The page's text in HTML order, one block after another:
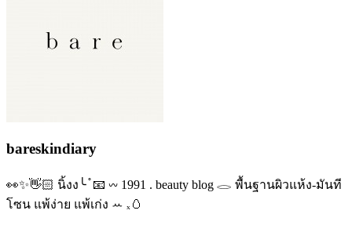
bareskindiary
👀✨👋🏻 นิ้งง╰ ֯ 📧 𖥦 1991 . beauty blog 𓂋 พื้นฐานผิวแห้ง-มันที
โซน แพ้ง่าย แพ้เก่ง ꕀ ₓ🥚